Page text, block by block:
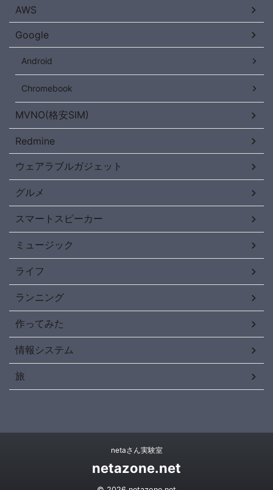
AWS
Google
Android
Chromebook
MVNO(格安SIM)
Redmine
ウェアラブルガジェット
グルメ
スマートスピーカー
ミュージック
ライフ
ランニング
作ってみた
情報システム
旅
netaさん実験室
netazone.net